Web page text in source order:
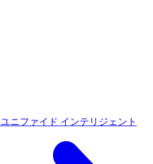
ユニファイド インテリジェント